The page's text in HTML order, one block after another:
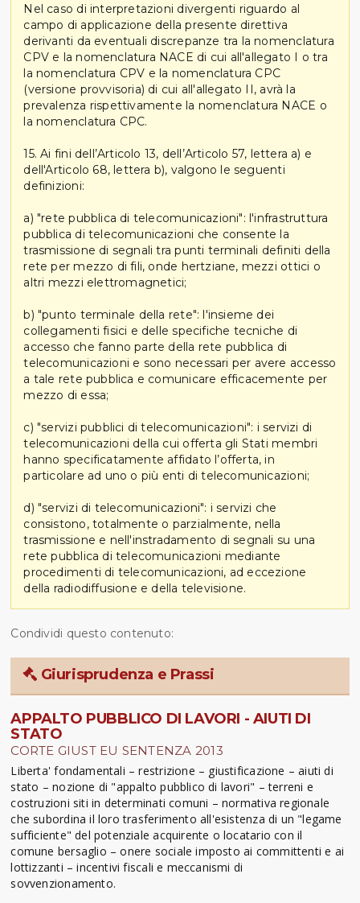
Nel caso di interpretazioni divergenti riguardo al
campo di applicazione della presente direttiva
derivanti da eventuali discrepanze tra la nomenclatura
CPV e la nomenclatura NACE di cui all'allegato I o tra
la nomenclatura CPV e la nomenclatura CPC
(versione provvisoria) di cui all'allegato II, avrà la
prevalenza rispettivamente la nomenclatura NACE o
la nomenclatura CPC.
15. Ai fini dell’Articolo 13, dell’Articolo 57, lettera a) e
dell'Articolo 68, lettera b), valgono le seguenti
definizioni:
a) "rete pubblica di telecomunicazioni": l'infrastruttura
pubblica di telecomunicazioni che consente la
trasmissione di segnali tra punti terminali definiti della
rete per mezzo di fili, onde hertziane, mezzi ottici o
altri mezzi elettromagnetici;
b) "punto terminale della rete": l'insieme dei
collegamenti fisici e delle specifiche tecniche di
accesso che fanno parte della rete pubblica di
telecomunicazioni e sono necessari per avere accesso
a tale rete pubblica e comunicare efficacemente per
mezzo di essa;
c) "servizi pubblici di telecomunicazioni": i servizi di
telecomunicazioni della cui offerta gli Stati membri
hanno specificatamente affidato l’offerta, in
particolare ad uno o più enti di telecomunicazioni;
d) "servizi di telecomunicazioni": i servizi che
consistono, totalmente o parzialmente, nella
trasmissione e nell'instradamento di segnali su una
rete pubblica di telecomunicazioni mediante
procedimenti di telecomunicazioni, ad eccezione
della radiodiffusione e della televisione.
Condividi questo contenuto:
Giurisprudenza e Prassi
APPALTO PUBBLICO DI LAVORI - AIUTI DI
STATO
CORTE GIUST EU SENTENZA 2013
Liberta' fondamentali – restrizione – giustificazione – aiuti di
stato – nozione di "appalto pubblico di lavori" – terreni e
costruzioni siti in determinati comuni – normativa regionale
che subordina il loro trasferimento all'esistenza di un "legame
sufficiente" del potenziale acquirente o locatario con il
comune bersaglio – onere sociale imposto ai committenti e ai
lottizzanti – incentivi fiscali e meccanismi di
sovvenzionamento.